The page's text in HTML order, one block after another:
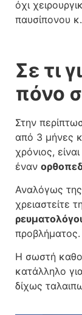
όχι
παυσίπονου
Σε τι
πόνο
Στην
από 3 μήνες
χρόνιος,
έναν
Αναλόγως
χρειαστείτε
προβλήματος.
Η σωστή
κατάλληλο
δίχως